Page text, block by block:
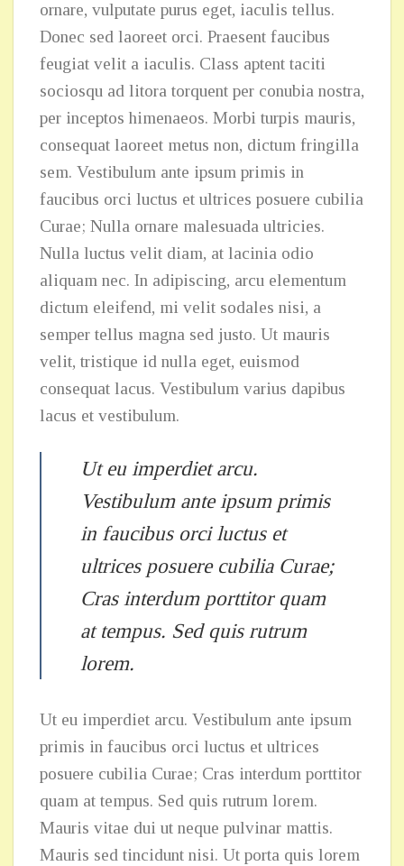
ornare, vulputate purus eget, iaculis tellus.
Donec sed laoreet orci. Praesent faucibus
feugiat velit a iaculis. Class aptent taciti
sociosqu ad litora torquent per conubia nostra,
per inceptos himenaeos. Morbi turpis mauris,
consequat laoreet metus non, dictum fringilla
sem. Vestibulum ante ipsum primis in
faucibus orci luctus et ultrices posuere cubilia
Curae; Nulla ornare malesuada ultricies.
Nulla luctus velit diam, at lacinia odio
aliquam nec. In adipiscing, arcu elementum
dictum eleifend, mi velit sodales nisi, a
semper tellus magna sed justo. Ut mauris
velit, tristique id nulla eget, euismod
consequat lacus. Vestibulum varius dapibus
lacus et vestibulum.
Ut eu imperdiet arcu.
Vestibulum ante ipsum primis
in faucibus orci luctus et
ultrices posuere cubilia Curae;
Cras interdum porttitor quam
at tempus. Sed quis rutrum
lorem.
Ut eu imperdiet arcu. Vestibulum ante ipsum
primis in faucibus orci luctus et ultrices
posuere cubilia Curae; Cras interdum porttitor
quam at tempus. Sed quis rutrum lorem.
Mauris vitae dui ut neque pulvinar mattis.
Mauris sed tincidunt nisi. Ut porta quis lorem